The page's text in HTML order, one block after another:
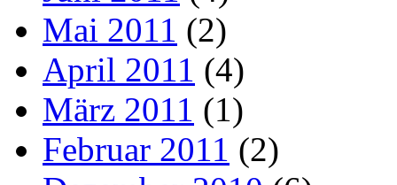
Mai 2011 (2)
April 2011 (4)
März 2011 (1)
Februar 2011 (2)